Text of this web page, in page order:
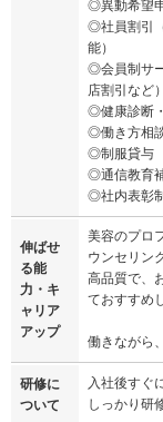
◎異動希望
◎社員割引
能）
◎会員制サ
店割引など）
◎健康診断
◎働き方相
◎制服貸与
◎通信教育
◎社内表彰
伸ばせ
る能
力・キ
ャリア
アップ
美容のプロ
ウンセリン
高品質で、
ておすすめ
働きながら
研修に
ついて
入社後すぐ
しっかり研